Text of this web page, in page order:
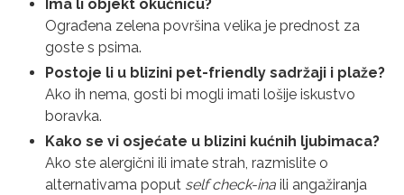
Ima li objekt okućnicu?
Ograđena zelena površina velika je prednost za
goste s psima.
Postoje li u blizini pet-friendly sadržaji i plaže?
Ako ih nema, gosti bi mogli imati lošije iskustvo
boravka.
Kako se vi osjećate u blizini kućnih ljubimaca?
Ako ste alergični ili imate strah, razmislite o
alternativama poput self check-ina ili angažiranja